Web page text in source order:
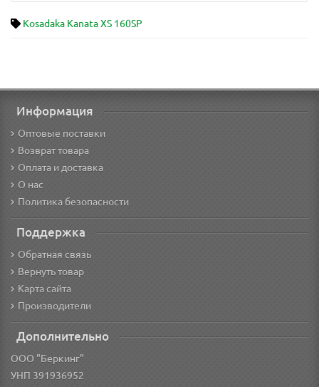
Kosadaka Kanata XS 160SP
Информация
Оптовые поставки
Возврат товара
Оплата и доставка
О нас
Политика безопасности
Поддержка
Обратная связь
Вернуть товар
Карта сайта
Производители
Дополнительно
ООО "Беркинг"
УНП 391936952